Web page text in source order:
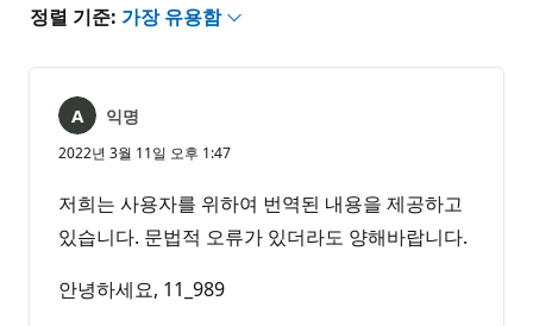
정렬 기준: 가장 유용함
익명
2022년 3월 11일 오후 1:47
저희는 사용자를 위하여 번역된 내용을 제공하고
있습니다. 문법적 오류가 있더라도 양해바랍니다.
안녕하세요, 11_989